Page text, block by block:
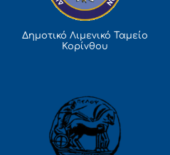
Δημοτικό Λιμενικό Ταμείο
Κορίνθου